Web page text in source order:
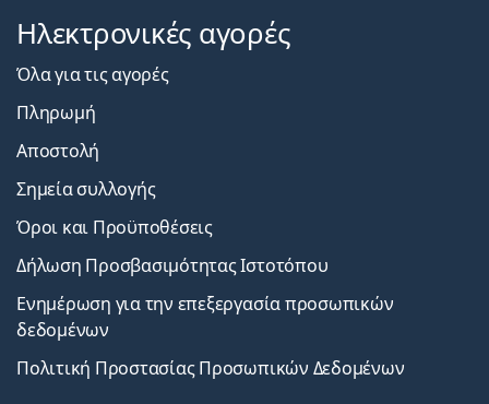
Ηλεκτρονικές αγορές
Όλα για τις αγορές
Πληρωμή
Αποστολή
Σημεία συλλογής
Όροι και Προϋποθέσεις
Δήλωση Προσβασιμότητας Ιστοτόπου
Ενημέρωση για την επεξεργασία προσωπικών
δεδομένων
Πολιτική Προστασίας Προσωπικών Δεδομένων